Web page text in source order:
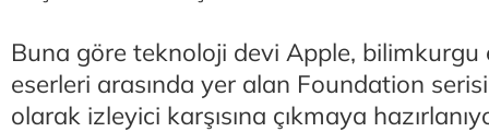
Buna göre teknoloji devi Apple, bilimkurgu
eserleri arasında yer alan Foundation
olarak izleyici karşısına çıkmaya